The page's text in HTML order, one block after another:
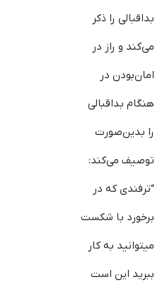
بداقبالی را ذکر
می‌کند و راز در
امان‌بودن در
هنگام بداقبالی
را بدین‌صورت
توصیف می‌کند:
“ترفندی که در
برخورد با شکست
می‎توانید به کار
ببرید این است